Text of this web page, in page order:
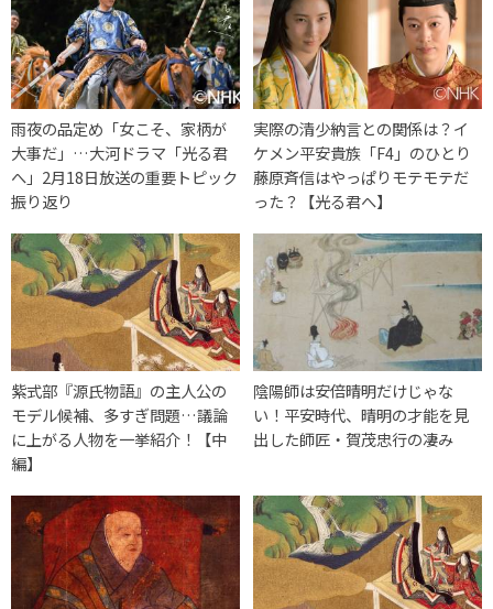
雨夜の品定め「女こそ、家柄が
大事だ」…大河ドラマ「光る君
へ」2月18日放送の重要トピック
振り返り
実際の清少納言との関係は？イ
ケメン平安貴族「F4」のひとり
藤原斉信はやっぱりモテモテだ
った？【光る君へ】
紫式部『源氏物語』の主人公の
モデル候補、多すぎ問題…議論
に上がる人物を一挙紹介！【中
編】
陰陽師は安倍晴明だけじゃな
い！平安時代、晴明の才能を見
出した師匠・賀茂忠行の凄み